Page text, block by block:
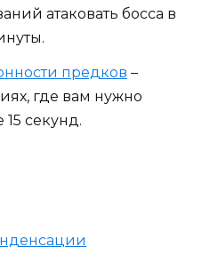
атаковать босса в
предков –
где вам нужно
секунд.